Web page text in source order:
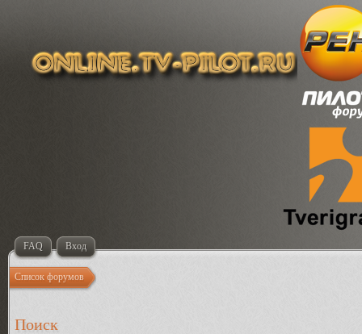
FAQ Вход
Список форумов
Поиск